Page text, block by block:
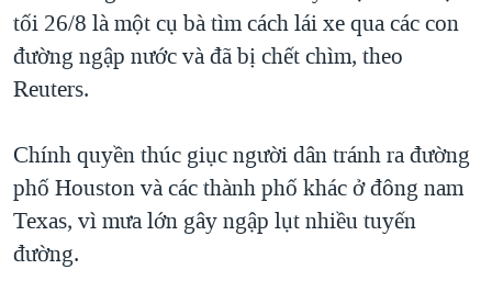
tối 26/8 là một cụ bà tìm cách lái xe qua các con
đường ngập nước và đã bị chết chìm, theo
Reuters.
Chính quyền thúc giục người dân tránh ra đường
phố Houston và các thành phố khác ở đông nam
Texas, vì mưa lớn gây ngập lụt nhiều tuyến
đường.